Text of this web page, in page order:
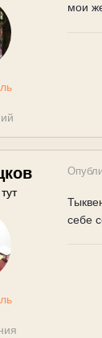
мои
себе